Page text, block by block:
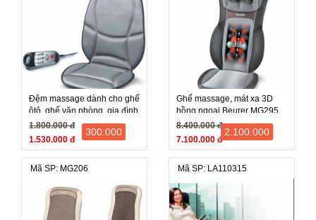
Đệm massage dành cho ghế
ôtô, ghế văn phòng, gia đình
Beurer MG155
1.800.000 đ
1.530.000 đ
300.000
Ghế massage, mát xa 3D
hồng ngoại Beurer MG295
(MG 295, MG-295) - Đức
8.400.000 đ
7.100.000 đ
2.100.000
Mã SP: MG206 Mã SP: LA110315